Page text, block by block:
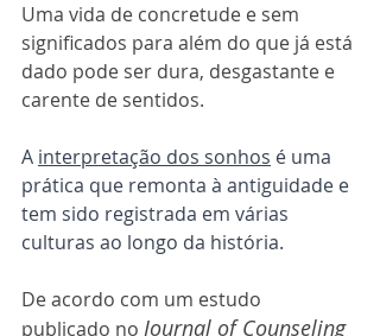
Uma vida de concretude e sem
significados para além do que já está
dado pode ser dura, desgastante e
carente de sentidos.
A interpretação dos sonhos é uma
prática que remonta à antiguidade e
tem sido registrada em várias
culturas ao longo da história.
De acordo com um estudo
publicado no Journal of Counseling